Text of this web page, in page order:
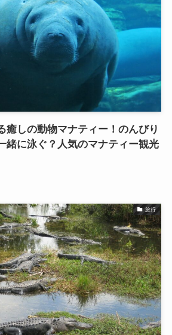
癒しの動物マナティー！のんびり
緒に泳ぐ？人気のマナティー観光
旅行